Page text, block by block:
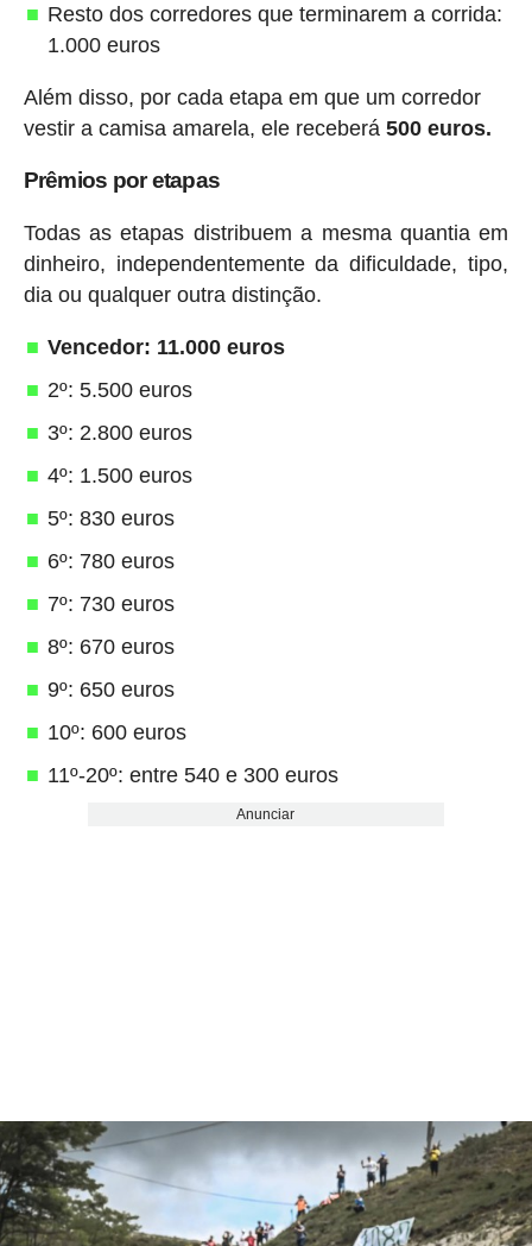
Resto dos corredores que terminarem a corrida:
1.000 euros
Além disso, por cada etapa em que um corredor
vestir a camisa amarela, ele receberá 500 euros.
Prêmios por etapas
Todas as etapas distribuem a mesma quantia em
dinheiro, independentemente da dificuldade, tipo,
dia ou qualquer outra distinção.
Vencedor: 11.000 euros
2º: 5.500 euros
3º: 2.800 euros
4º: 1.500 euros
5º: 830 euros
6º: 780 euros
7º: 730 euros
8º: 670 euros
9º: 650 euros
10º: 600 euros
11º-20º: entre 540 e 300 euros
Anunciar